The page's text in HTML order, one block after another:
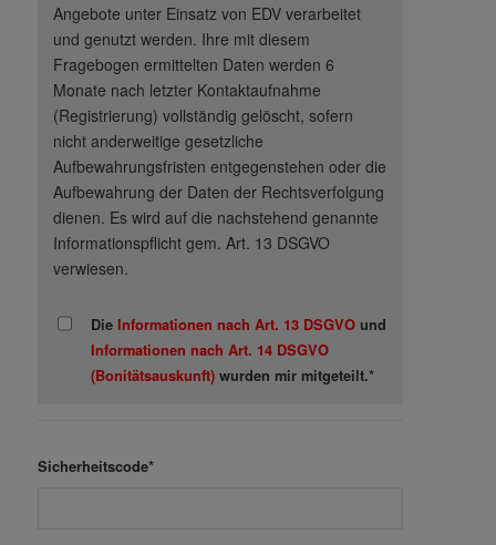
Angebote unter Einsatz von EDV verarbeitet
und genutzt werden. Ihre mit diesem
Fragebogen ermittelten Daten werden 6
Monate nach letzter Kontaktaufnahme
(Registrierung) vollständig gelöscht, sofern
nicht anderweitige gesetzliche
Aufbewahrungsfristen entgegenstehen oder die
Aufbewahrung der Daten der Rechtsverfolgung
dienen. Es wird auf die nachstehend genannte
Informationspflicht gem. Art. 13 DSGVO
verwiesen.
Die Informationen nach Art. 13 DSGVOund
Informationen nach Art. 14 DSGVO
(Bonitätsauskunft)wurden mir mitgeteilt.*
Sicherheitscode*